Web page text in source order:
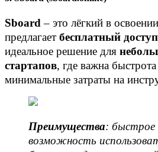
Sboard– это лёгкий в
предлагает бесплатный доступ
идеальное решение для
стартапов, где важна
минимальные затраты на
Преимущества: быстрое
возможность